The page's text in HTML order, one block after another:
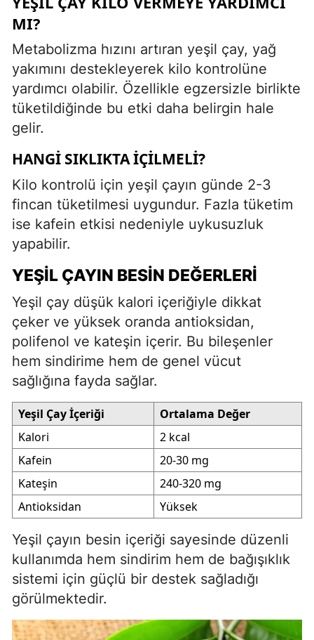
MI?
Metabolizma hızını artıran yeşil çay, yağ
yakımını destekleyerek kilo kontrolüne
yardımcı olabilir. Özellikle egzersizle birlikte
tüketildiğinde bu etki daha belirgin hale
gelir.
HANGI SIKLIKTA İÇILMELI?
Kilo kontrolü için yeşil çayın günde 2-3
fincan tüketilmesi uygundur. Fazla tüketim
ise kafein etkisi nedeniyle uykusuzluk
yapabilir.
YEŞIL ÇAYIN BESIN DEĞERLERI
Yeşil çay düşük kalori içeriğiyle dikkat
çeker ve yüksek oranda antioksidan,
polifenol ve kateşin içerir. Bu bileşenler
hem sindirime hem de genel vücut
sağlığına fayda sağlar.
Yeşil Çay İçeriği
Ortalama Değer
Kalori
2 kcal
Kafein
20-30 mg
Kateşin
240-320 mg
Antioksidan
Yüksek
Yeşil çayın besin içeriği sayesinde düzenli
kullanımda hem sindirim hem de bağışıklık
sistemi için güçlü bir destek sağladığı
görülmektedir.